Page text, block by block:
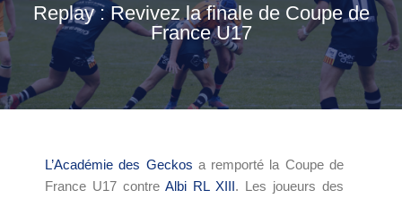
Replay : Revivez la finale de Coupe de
France U17
L’Académie des Geckos a remporté la Coupe de
France U17 contre Albi RL XIII. Les joueurs des